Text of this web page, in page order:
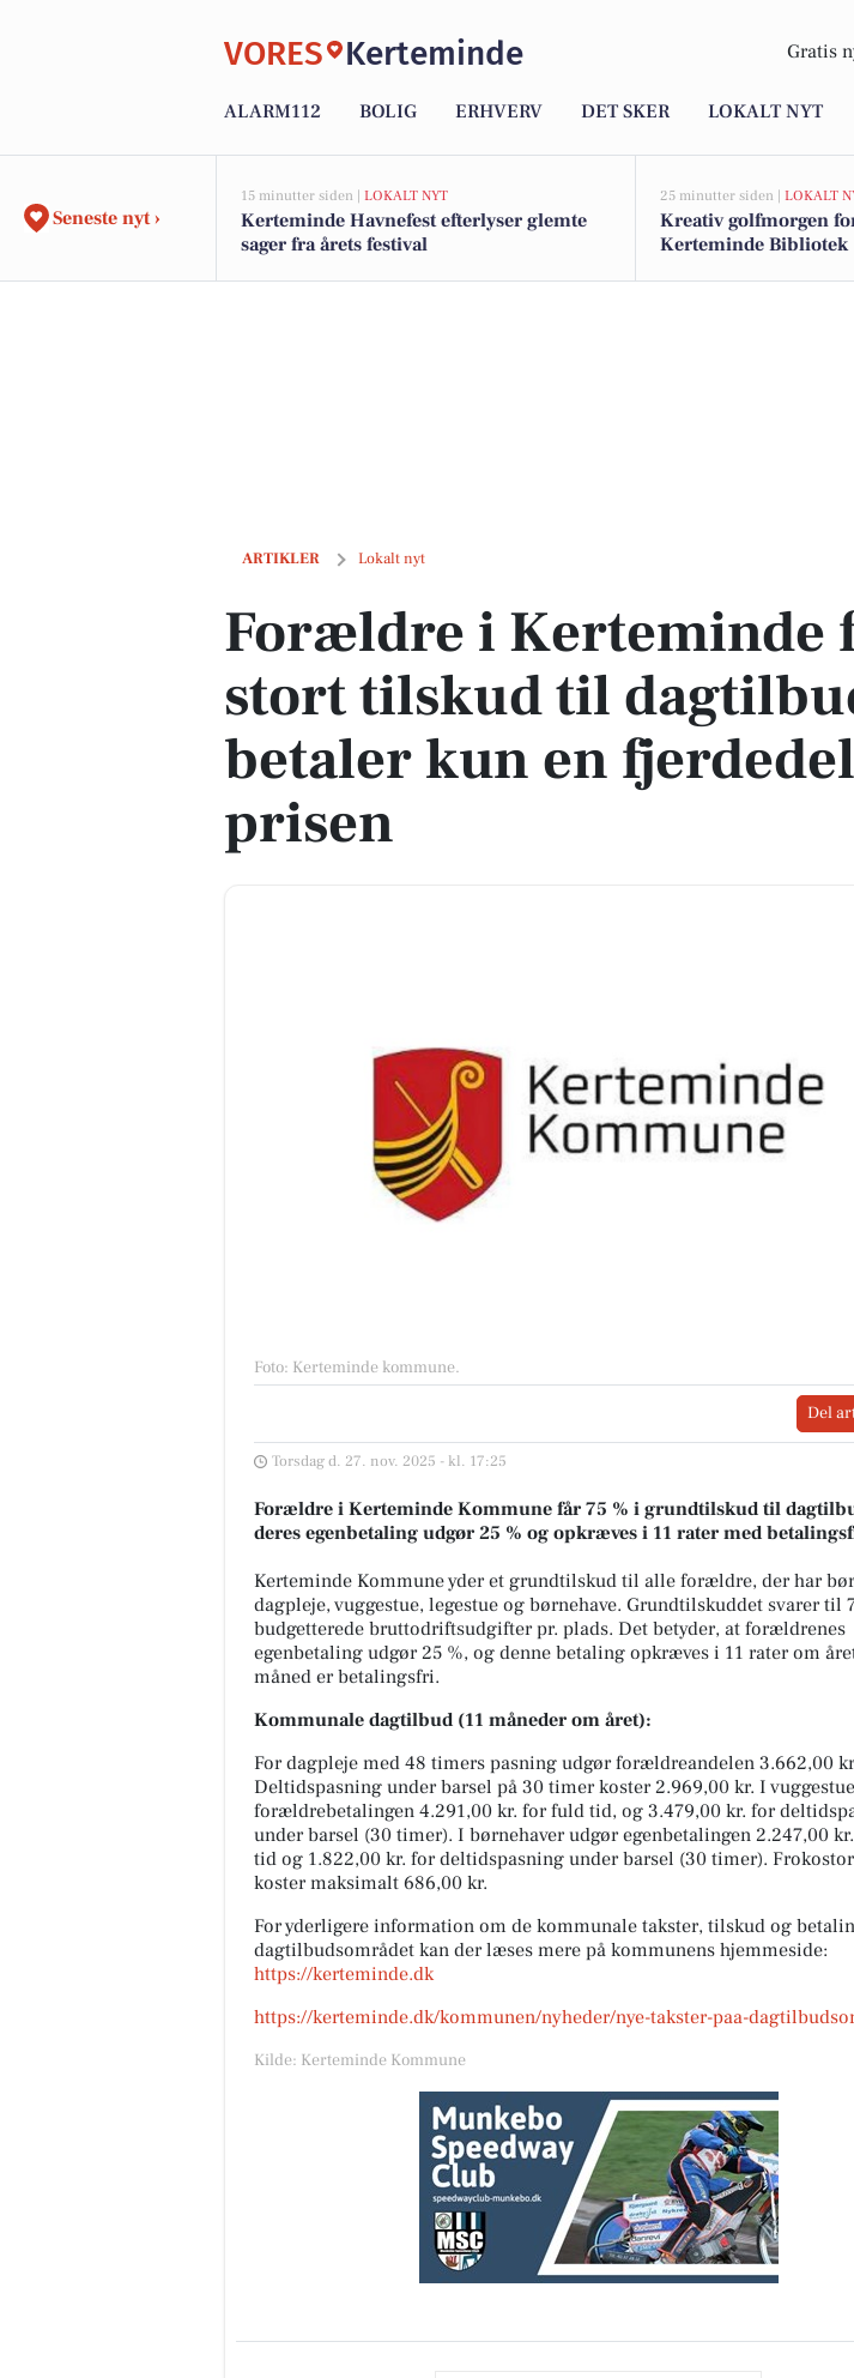
VORES Kerteminde Gratis
ALARM112 BOLIG ERHVERV DET SKER LOKALT NYT
Seneste nyt ›
15 minutter siden | LOKALT NYT
Kerteminde Havnefest efterlyser glemte
sager fra årets festival
25 minutter siden | LOKALT
Kreativ golfmorgen
Kerteminde Bibliotek
ARTIKLER Lokalt nyt
Forældre i Kerteminde får stort tilskud til dagtilbud og betaler kun en fjerdedel af
Forældre i Kerteminde
stort tilskud til
betaler kun en
prisen
Foto: Kerteminde kommune.
Del
Torsdag d. 27. nov. 2025 - kl. 17:25
Forældre i Kerteminde Kommune får 75 % i grundtilskud til
deres egenbetaling udgør 25 % og opkræves i 11 rater med
Kerteminde Kommune yder et grundtilskud til alle forældre, der har
dagpleje, vuggestue, legestue og børnehave. Grundtilskuddet svarer til
budgetterede bruttodriftsudgifter pr. plads. Det betyder, at forældrenes
egenbetaling udgør 25 %, og denne betaling opkræves i 11 rater om
måned er betalingsfri.
Kommunale dagtilbud (11 måneder om året):
For dagpleje med 48 timers pasning udgør forældreandelen 3.662,00
Deltidspasning under barsel på 30 timer koster 2.969,00 kr. I
forældrebetalingen 4.291,00 kr. for fuld tid, og 3.479,00 kr. for
under barsel (30 timer). I børnehaver udgør egenbetalingen 2.247,00
tid og 1.822,00 kr. for deltidspasning under barsel (30 timer).
koster maksimalt 686,00 kr.
For yderligere information om de kommunale takster, tilskud og
dagtilbudsområdet kan der læses mere på kommunens hjemmeside:
https://kerteminde.dk
https://kerteminde.dk/kommunen/nyheder/nye-takster-paa-
Kilde: Kerteminde Kommune